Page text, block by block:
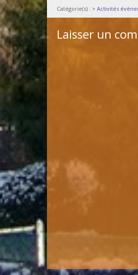
Catégorie(s) : > Activités
Laisser un